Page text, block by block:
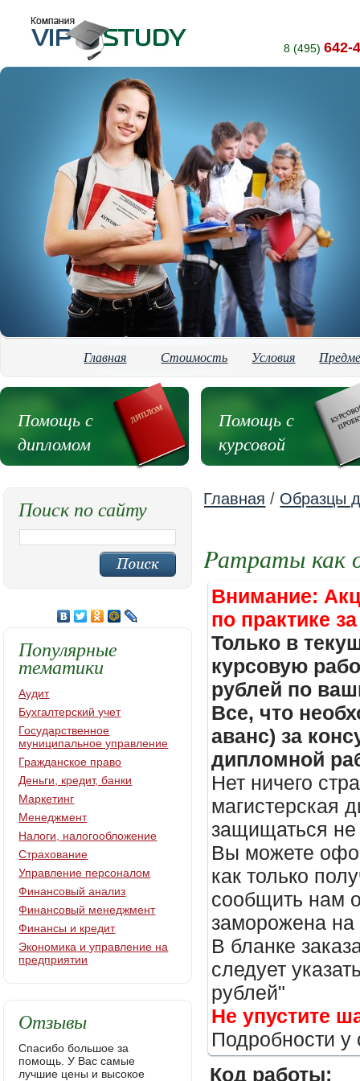
8 (495) 642-
Главная Стоимость Условия
Помощь с
дипломом
Помощь с
курсовой
Главная / Образцы
Pатраты как
Внимание:
по практике
Только в
курсовую
рублей по
Все, что
аванс) за
дипломной
Нет ничего
магистерская
защищаться не
Вы можете
как только
сообщить нам
заморожена
В бланке
следует
рублей"
Не упустите
Подробности
Код работы:
Поиск по сайту
Популярные
тематики
Аудит
Бухгалтерский учет
Государственное
муниципальное управление
Гражданское право
Деньги, кредит, банки
Маркетинг
Менеджмент
Налоги, налогообложение
Страхование
Управление персоналом
Финансовый анализ
Финансовый менеджмент
Финансы и кредит
Экономика и управление на
предприятии
Отзывы
Спасибо большое за
помощь. У Вас самые
лучшие цены и высокое